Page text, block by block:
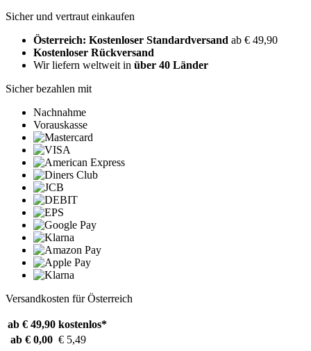
Sicher und vertraut einkaufen
Österreich: Kostenloser Standardversand ab € 49,90
Kostenloser Rückversand
Wir liefern weltweit in über 40 Länder
Sicher bezahlen mit
Nachnahme
Vorauskasse
Versandkosten für Österreich
ab € 49,90 kostenlos*
ab € 0,00 € 5,49